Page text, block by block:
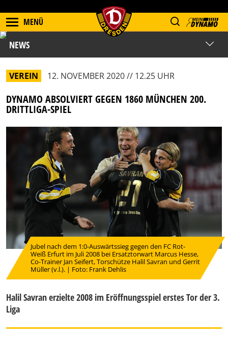
MENÜ
NEWS
VEREIN 12. NOVEMBER 2020 // 12.25 UHR
DYNAMO ABSOLVIERT GEGEN 1860 MÜNCHEN 200.
DRITTLIGA-SPIEL
Jubel nach dem 1:0-Auswärtssieg gegen den FC Rot-
Weiß Erfurt im Juli 2008 bei Ersatztorwart Marcus Hesse,
Co-Trainer Jan Seifert, Torschütze Halil Savran und Gerrit
Müller (v.l.). | Foto: Frank Dehlis
Halil Savran erzielte 2008 im Eröffnungsspiel erstes Tor der 3.
Liga